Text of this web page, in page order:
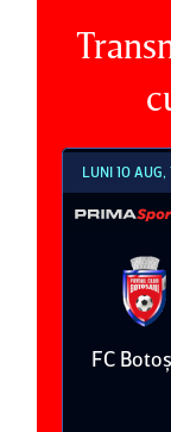
LUNI 10
FC